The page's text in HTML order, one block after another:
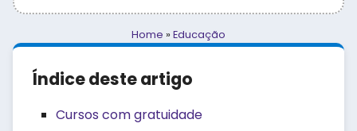
Home » Educação
Índice deste artigo
Cursos com gratuidade